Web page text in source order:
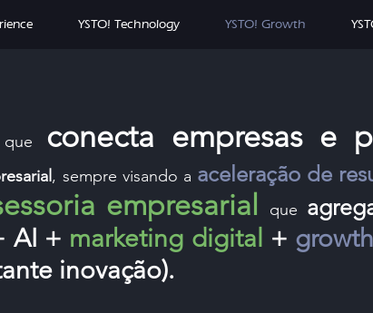
YSTO! Technology YSTO! Growth
que conecta empresas e
, sempre visando a aceleração de
a empresarial que
AI + marketing digital +
inovação).